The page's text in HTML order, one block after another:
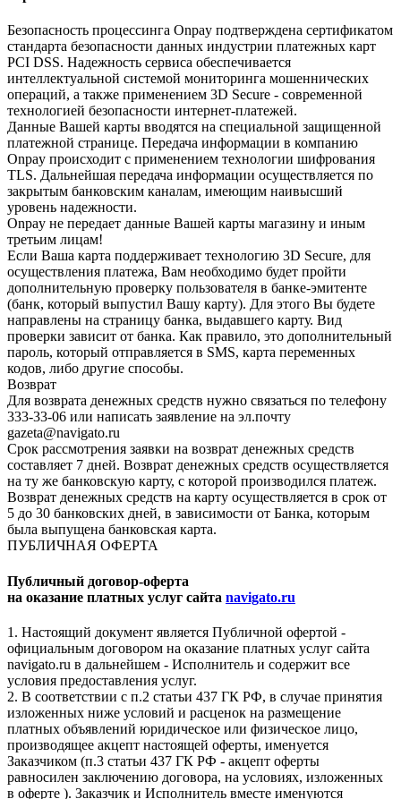
Безопасность процессинга Onpay подтверждена сертификатом
стандарта безопасности данных индустрии платежных карт
PCI DSS. Надежность сервиса обеспечивается
интеллектуальной системой мониторинга мошеннических
операций, а также применением 3D Secure - современной
технологией безопасности интернет-платежей.
Данные Вашей карты вводятся на специальной защищенной
платежной странице. Передача информации в компанию
Onpay происходит с применением технологии шифрования
TLS. Дальнейшая передача информации осуществляется по
закрытым банковским каналам, имеющим наивысший
уровень надежности.
Onpay не передает данные Вашей карты магазину и иным
третьим лицам!
Если Ваша карта поддерживает технологию 3D Secure, для
осуществления платежа, Вам необходимо будет пройти
дополнительную проверку пользователя в банке-эмитенте
(банк, который выпустил Вашу карту). Для этого Вы будете
направлены на страницу банка, выдавшего карту. Вид
проверки зависит от банка. Как правило, это дополнительный
пароль, который отправляется в SMS, карта переменных
кодов, либо другие способы.
Возврат
Для возврата денежных средств нужно связаться по телефону
333-33-06 или написать заявление на эл.почту
gazeta@navigato.ru
Срок рассмотрения заявки на возврат денежных средств
составляет 7 дней. Возврат денежных средств осуществляется
на ту же банковскую карту, с которой производился платеж.
Возврат денежных средств на карту осуществляется в срок от
5 до 30 банковских дней, в зависимости от Банка, которым
была выпущена банковская карта.
ПУБЛИЧНАЯ ОФЕРТА
Публичный договор-оферта
на оказание платных услуг сайта navigato.ru
1. Настоящий документ является Публичной офертой -
официальным договором на оказание платных услуг сайта
navigato.ru в дальнейшем - Исполнитель и содержит все
условия предоставления услуг.
2. В соответствии с п.2 статьи 437 ГК РФ, в случае принятия
изложенных ниже условий и расценок на размещение
платных объявлений юридическое или физическое лицо,
производящее акцепт настоящей оферты, именуется
Заказчиком (п.3 статьи 437 ГК РФ - акцепт оферты
равносилен заключению договора, на условиях, изложенных
в оферте ). Заказчик и Исполнитель вместе именуются